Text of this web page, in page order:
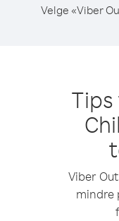
Velge «Viber
Viber
mindre